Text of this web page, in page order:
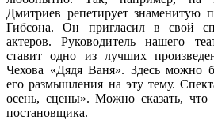
Дмитриев репетирует знаменитую
Гибсона. Он пригласил в свой
актеров. Руководитель нашего
ставит одно из лучших
Чехова «Дядя Ваня». Здесь можно
его размышления на эту тему.
осень, сцены». Можно сказать, что
постановщика.